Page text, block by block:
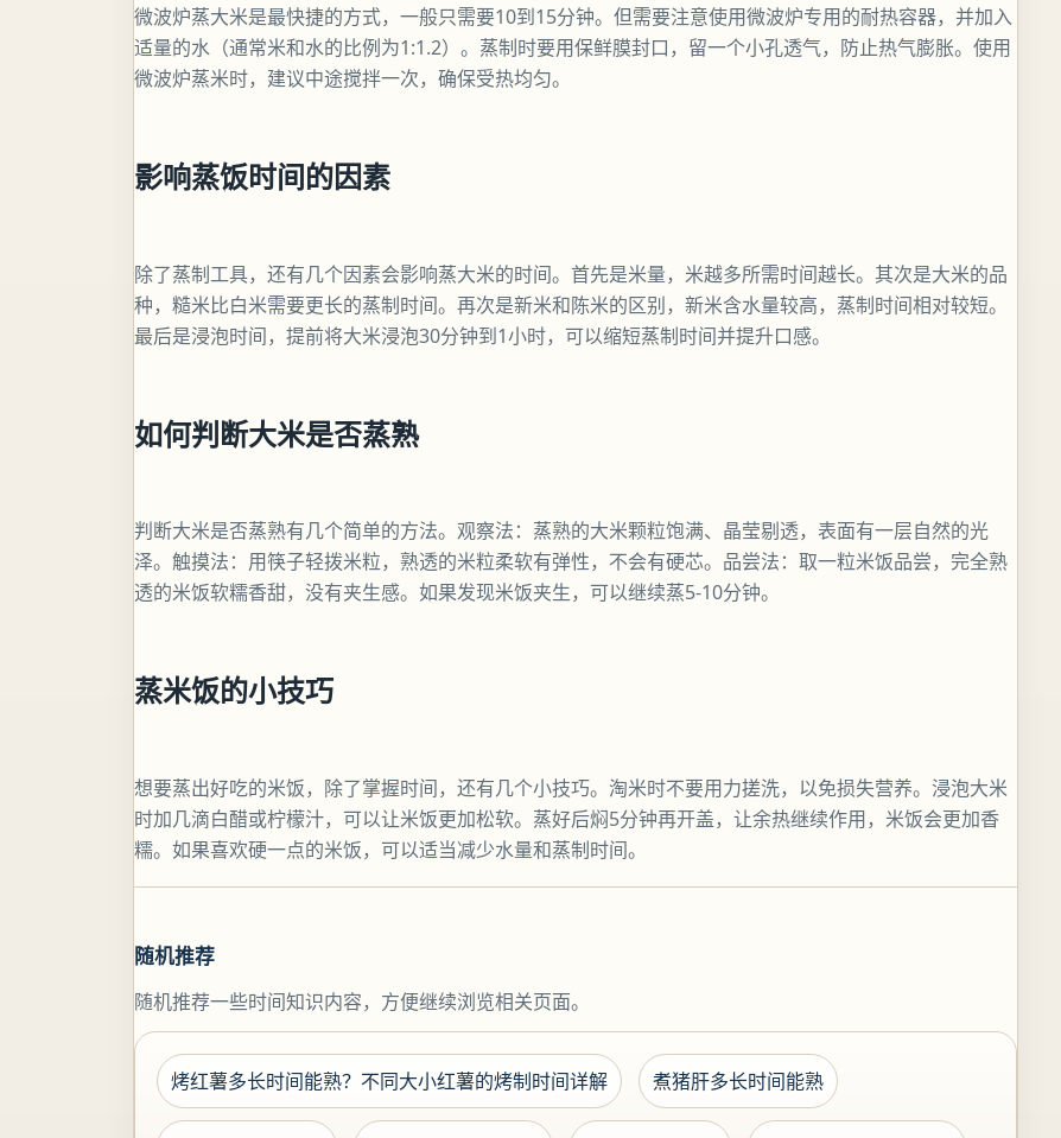
微波炉蒸大米是最快捷的方式，一般只需要10到15分钟。但需要注意使用微波炉专用的耐热容器，并加入
适量的水（通常米和水的比例为1:1.2）。蒸制时要用保鲜膜封口，留一个小孔透气，防止热气膨胀。使用
微波炉蒸米时，建议中途搅拌一次，确保受热均匀。
影响蒸饭时间的因素
除了蒸制工具，还有几个因素会影响蒸大米的时间。首先是米量，米越多所需时间越长。其次是大米的品
种，糙米比白米需要更长的蒸制时间。再次是新米和陈米的区别，新米含水量较高，蒸制时间相对较短。
最后是浸泡时间，提前将大米浸泡30分钟到1小时，可以缩短蒸制时间并提升口感。
如何判断大米是否蒸熟
判断大米是否蒸熟有几个简单的方法。观察法：蒸熟的大米颗粒饱满、晶莹剔透，表面有一层自然的光
泽。触摸法：用筷子轻拨米粒，熟透的米粒柔软有弹性，不会有硬芯。品尝法：取一粒米饭品尝，完全熟
透的米饭软糯香甜，没有夹生感。如果发现米饭夹生，可以继续蒸5-10分钟。
蒸米饭的小技巧
想要蒸出好吃的米饭，除了掌握时间，还有几个小技巧。淘米时不要用力搓洗，以免损失营养。浸泡大米
时加几滴白醋或柠檬汁，可以让米饭更加松软。蒸好后焖5分钟再开盖，让余热继续作用，米饭会更加香
糯。如果喜欢硬一点的米饭，可以适当减少水量和蒸制时间。
随机推荐
随机推荐一些时间知识内容，方便继续浏览相关页面。
烤红薯多长时间能熟？不同大小红薯的烤制时间详解 煮猪肝多长时间能熟